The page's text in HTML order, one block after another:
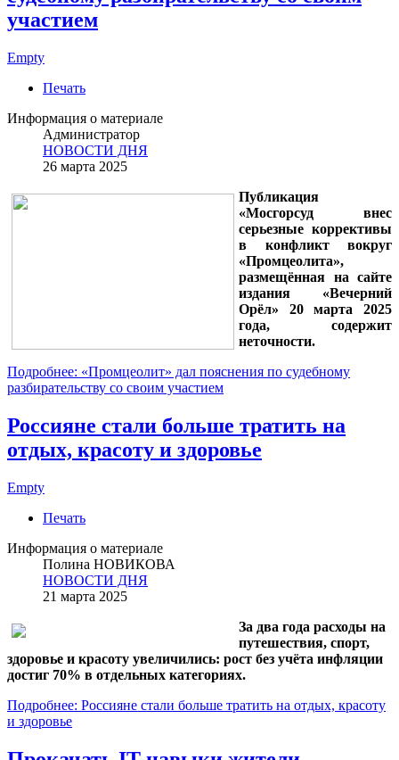
участием
Empty
Печать
Информация о материале
Администратор
НОВОСТИ ДНЯ
26 марта 2025
Публикация
«Мосгорсуд внес
серьезные коррективы
в конфликт вокруг
«Промцеолита»,
размещённая на сайте
издания «Вечерний
Орёл» 20 марта 2025
года, содержит
неточности.
Подробнее: «Промцеолит» дал пояснения по судебному
разбирательству со своим участием
Россияне стали больше тратить на
отдых, красоту и здоровье
Empty
Печать
Информация о материале
Полина НОВИКОВА
НОВОСТИ ДНЯ
21 марта 2025
За два года расходы на
путешествия, спорт,
здоровье и красоту увеличились: рост без учёта инфляции
достиг 70% в отдельных категориях.
Подробнее: Россияне стали больше тратить на отдых, красоту
и здоровье